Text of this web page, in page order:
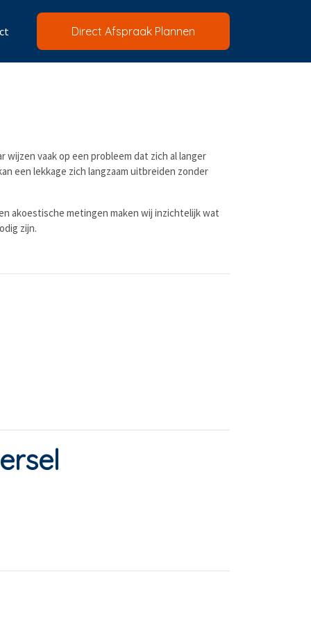
Direct Afspraak Plannen
vaak op een probleem dat zich al langer
een lekkage zich langzaam uitbreiden zonder
akoestische metingen maken wij inzichtelijk wat
zijn.